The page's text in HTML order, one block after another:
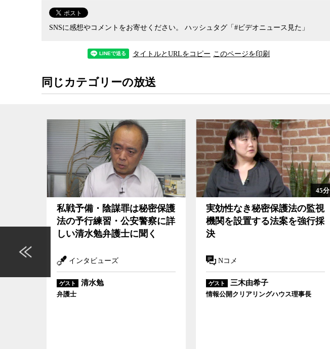
SNSに感想やコメントをお寄せください。 ハッシュタグ「#ビデオニュース見た」
タイトルとURLをコピー このページを印刷
同じカテゴリーの放送
私戦予備・陰謀罪は秘密保護
法の予行練習・公安警察に詳
しい清水勉弁護士に聞く
インタビューズ
ゲスト 清水勉
弁護士
45分
実効性なき秘密保護法の監視
機関を設置する法案を強行採
決
Nコメ
ゲスト 三木由希子
情報公開クリアリングハウス理事長